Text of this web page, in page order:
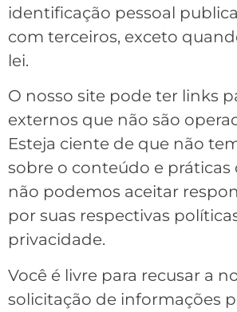
identificação pessoal
com terceiros, exceto
lei.
O nosso site pode ter links
externos que não são
Esteja ciente de que não
sobre o conteúdo e práticas
não podemos aceitar
por suas respectivas
privacidade.
Você é livre para recusar a
solicitação de informações